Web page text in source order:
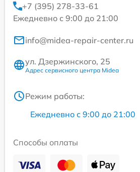
+7 (395) 278-33-61
Ежедневно с 9:00 до 21:00
info@midea-repair-center.ru
ул. Дзержинского, 25
Адрес сервисного центра Midea
Режим работы:
Ежедневно с 9:00 до 21:00
Способы оплаты